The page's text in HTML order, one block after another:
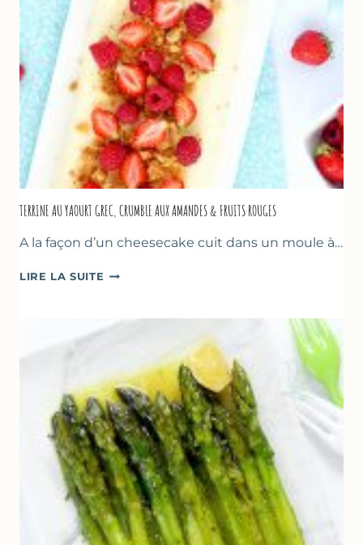
TERRINE AU YAOURT GREC, CRUMBLE AUX AMANDES & FRUITS ROUGES
A la façon d’un cheesecake cuit dans un moule à…
LIRE LA SUITE TERRINE
GREC,
AMANDES
&
FRUITS
ROUGES